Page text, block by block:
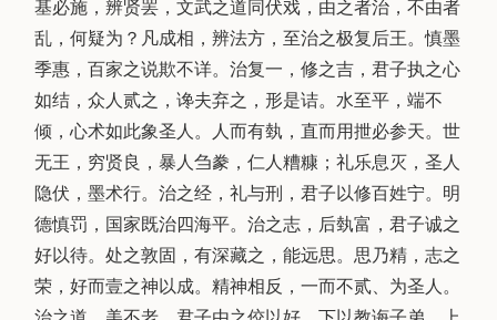
基必施，辨贤罢，文武之道同伏戏，由之者治，不由者
乱，何疑为？凡成相，辨法方，至治之极复后王。慎墨
季惠，百家之说欺不详。治复一，修之吉，君子执之心
如结，众人贰之，谗夫弃之，形是诘。水至平，端不
倾，心术如此象圣人。人而有埶，直而用抴必参天。世
无王，穷贤良，暴人刍豢，仁人糟糠；礼乐息灭，圣人
隐伏，墨术行。治之经，礼与刑，君子以修百姓宁。明
德慎罚，国家既治四海平。治之志，后埶富，君子诚之
好以待。处之敦固，有深藏之，能远思。思乃精，志之
荣，好而壹之神以成。精神相反，一而不贰、为圣人。